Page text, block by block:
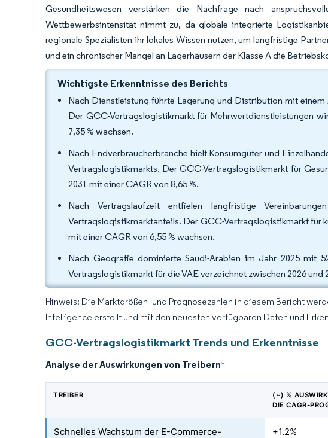
Gesundheitswesen verstärken die Nachfrage nach
Wettbewerbsintensität nimmt zu, da globale integrierte
regionale Spezialisten ihr lokales Wissen nutzen, um langfristige
und ein chronischer Mangel an Lagerhäusern der Klasse A die
Wichtigste Erkenntnisse des Berichts
Nach Dienstleistung führte Lagerung und Distribution mit
Der GCC-Vertragslogistikmarkt für Mehrwertdienstleistungen
7,35 % wachsen.
Nach Endverbraucherbranche hielt Konsumgüter und
Vertragslogistikmarkts. Der GCC-Vertragslogistikmarkt für
2031 mit einer CAGR von 8,65 %.
Nach Vertragslaufzeit entfielen langfristige
Vertragslogistikmarktanteils. Der GCC-Vertragslogistikmarkt für
mit einer CAGR von 6,55 % wachsen.
Nach Geografie dominierte Saudi-Arabien im Jahr 2025 mit
Vertragslogistikmarkt für die VAE verzeichnet zwischen 2026 und
Hinweis: Die Marktgrößen- und Prognosezahlen in diesem Bericht
Intelligence erstellt und mit den neuesten verfügbaren Daten und
GCC-Vertragslogistikmarkt Trends und Erkenntnisse
Analyse der Auswirkungen von Treibern*
TREIBER
(~) %
DIE CAGR-
Schnelles Wachstum der E-Commerce-
+1.2%